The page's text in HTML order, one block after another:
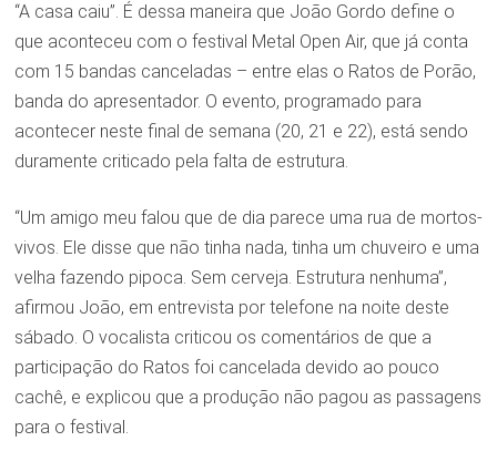
“A casa caiu”. É dessa maneira que João Gordo define o
que aconteceu com o festival Metal Open Air, que já conta
com 15 bandas canceladas – entre elas o Ratos de Porão,
banda do apresentador. O evento, programado para
acontecer neste final de semana (20, 21 e 22), está sendo
duramente criticado pela falta de estrutura.
“Um amigo meu falou que de dia parece uma rua de mortos-
vivos. Ele disse que não tinha nada, tinha um chuveiro e uma
velha fazendo pipoca. Sem cerveja. Estrutura nenhuma”,
afirmou João, em entrevista por telefone na noite deste
sábado. O vocalista criticou os comentários de que a
participação do Ratos foi cancelada devido ao pouco
cachê, e explicou que a produção não pagou as passagens
para o festival.